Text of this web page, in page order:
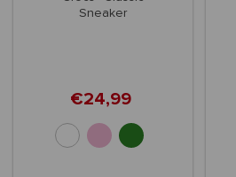
Sneaker
€24,99